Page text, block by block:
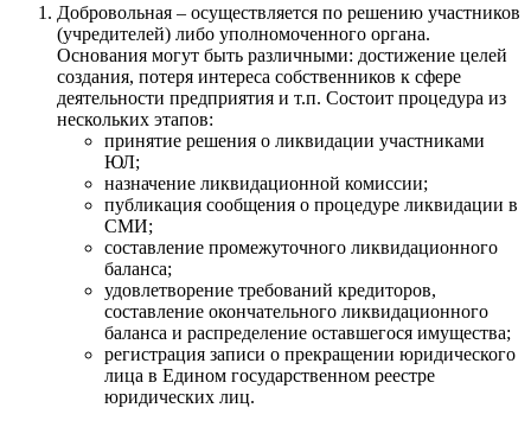
Добровольная – осуществляется по решению участников
(учредителей) либо уполномоченного органа.
Основания могут быть различными: достижение целей
создания, потеря интереса собственников к сфере
деятельности предприятия и т.п. Состоит процедура из
нескольких этапов:
принятие решения о ликвидации участниками
ЮЛ;
назначение ликвидационной комиссии;
публикация сообщения о процедуре ликвидации в
СМИ;
составление промежуточного ликвидационного
баланса;
удовлетворение требований кредиторов,
составление окончательного ликвидационного
баланса и распределение оставшегося имущества;
регистрация записи о прекращении юридического
лица в Едином государственном реестре
юридических лиц.